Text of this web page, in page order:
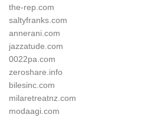
the-rep.com
saltyfranks.com
annerani.com
jazzatude.com
0022pa.com
zeroshare.info
bilesinc.com
milaretreatnz.com
modaagi.com